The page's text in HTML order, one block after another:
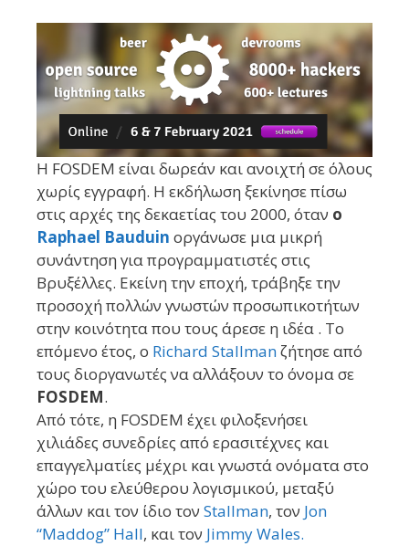
Η FOSDEM είναι δωρεάν και ανοιχτή σε όλους
χωρίς εγγραφή. Η εκδήλωση ξεκίνησε πίσω
στις αρχές της δεκαετίας του 2000, όταν ο
Raphael Bauduin οργάνωσε μια μικρή
συνάντηση για προγραμματιστές στις
Βρυξέλλες. Εκείνη την εποχή, τράβηξε την
προσοχή πολλών γνωστών προσωπικοτήτων
στην κοινότητα που τους άρεσε η ιδέα . Το
επόμενο έτος, ο Richard Stallmanζήτησε από
τους διοργανωτές να αλλάξουν το όνομα σε
FOSDEM.
Από τότε, η FOSDEM έχει φιλοξενήσει
χιλιάδες συνεδρίες από ερασιτέχνες και
επαγγελματίες μέχρι και γνωστά ονόματα στο
χώρο του ελεύθερου λογισμικού, μεταξύ
άλλων και τον ίδιο τον Stallman, τον Jon
“Maddog” Hall, και τον Jimmy Wales.